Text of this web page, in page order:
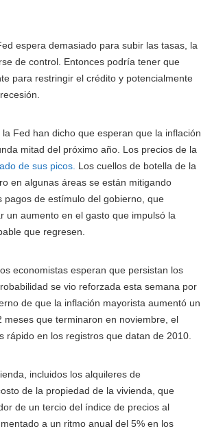
espera demasiado para subir las tasas, la
de control. Entonces podría tener que
para restringir el crédito y potencialmente
Fed han dicho que esperan que la inflación
mitad del próximo año. Los precios de la
de sus picos. Los cuellos de botella de la
en algunas áreas se están mitigando
pagos de estímulo del gobierno, que
un aumento en el gasto que impulsó la
que regresen.
economistas esperan que persistan los
se vio reforzada esta semana por
de que la inflación mayorista aumentó un
meses que terminaron en noviembre, el
rápido en los registros que datan de 2010.
incluidos los alquileres de
de la propiedad de la vivienda, que
de un tercio del índice de precios al
a un ritmo anual del 5% en los